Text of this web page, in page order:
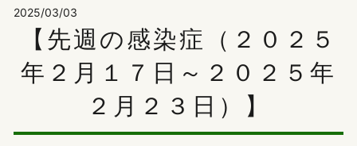
2025/03/03
【先週の感染症（２０２５
年２月１７日～２０２５年
２月２３日）】